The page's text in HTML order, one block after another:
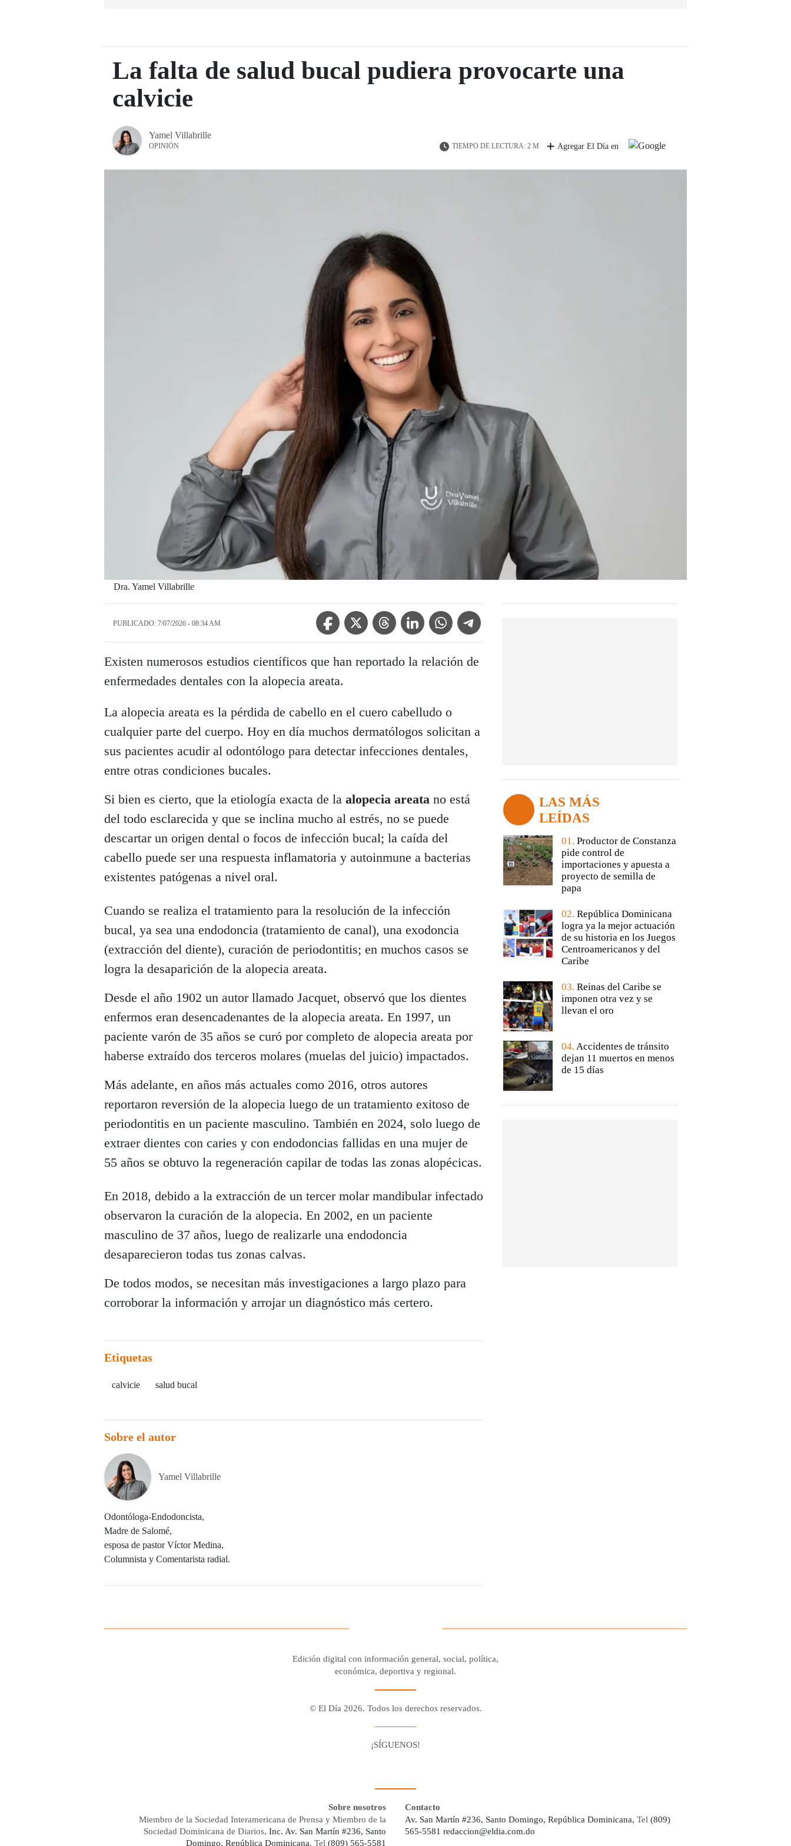
La falta de salud bucal pudiera provocarte una
calvicie
Yamel Villabrille
OPINIÓN TIEMPO DE LECTURA: 2 M Agregar El Día en
Dra. Yamel Villabrille
PUBLICADO: 7/07/2026 - 08:34 AM
Facebook IconTwitter IconThreads IconLinkedin IconWhatsApp IconTelegram Icon
Existen numerosos estudios científicos que han reportado la relación de
enfermedades dentales con la alopecia areata.
La alopecia areata es la pérdida de cabello en el cuero cabelludo o
cualquier parte del cuerpo. Hoy en día muchos dermatólogos solicitan a
sus pacientes acudir al odontólogo para detectar infecciones dentales,
entre otras condiciones bucales.
Si bien es cierto, que la etiología exacta de la alopecia areata no está
del todo esclarecida y que se inclina mucho al estrés, no se puede
descartar un origen dental o focos de infección bucal; la caída del
cabello puede ser una respuesta inflamatoria y autoinmune a bacterias
existentes patógenas a nivel oral.
Cuando se realiza el tratamiento para la resolución de la infección
bucal, ya sea una endodoncia (tratamiento de canal), una exodoncia
(extracción del diente), curación de periodontitis; en muchos casos se
logra la desaparición de la alopecia areata.
Desde el año 1902 un autor llamado Jacquet, observó que los dientes
enfermos eran desencadenantes de la alopecia areata. En 1997, un
paciente varón de 35 años se curó por completo de alopecia areata por
haberse extraído dos terceros molares (muelas del juicio) impactados.
Más adelante, en años más actuales como 2016, otros autores
reportaron reversión de la alopecia luego de un tratamiento exitoso de
periodontitis en un paciente masculino. También en 2024, solo luego de
extraer dientes con caries y con endodoncias fallidas en una mujer de
55 años se obtuvo la regeneración capilar de todas las zonas alopécicas.
En 2018, debido a la extracción de un tercer molar mandibular infectado
observaron la curación de la alopecia. En 2002, en un paciente
masculino de 37 años, luego de realizarle una endodoncia
desaparecieron todas tus zonas calvas.
De todos modos, se necesitan más investigaciones a largo plazo para
corroborar la información y arrojar un diagnóstico más certero.
Etiquetas
calvicie salud bucal
Sobre el autor
Yamel Villabrille
Odontóloga-Endodoncista,
Madre de Salomé,
esposa de pastor Víctor Medina,
Columnista y Comentarista radial.
LAS MÁS
LEÍDAS
01. Productor de Constanza
pide control de
importaciones y apuesta a
proyecto de semilla de
papa
02. República Dominicana
logra ya la mejor actuación
de su historia en los Juegos
Centroamericanos y del
Caribe
03. Reinas del Caribe se
imponen otra vez y se
llevan el oro
04. Accidentes de tránsito
dejan 11 muertos en menos
de 15 días
Edición digital con información general, social, política,
económica, deportiva y regional.
© El Día 2026. Todos los derechos reservados.
¡SÍGUENOS!
Sobre nosotros
Miembro de la Sociedad Interamericana de Prensa y Miembro de la
Sociedad Dominicana de Diarios, Inc. Av. San Martín #236, Santo
Domingo, República Dominicana, Tel (809) 565-5581
Contacto
Av. San Martín #236, Santo Domingo, República Dominicana, Tel (809)
565-5581 redaccion@eldia.com.do